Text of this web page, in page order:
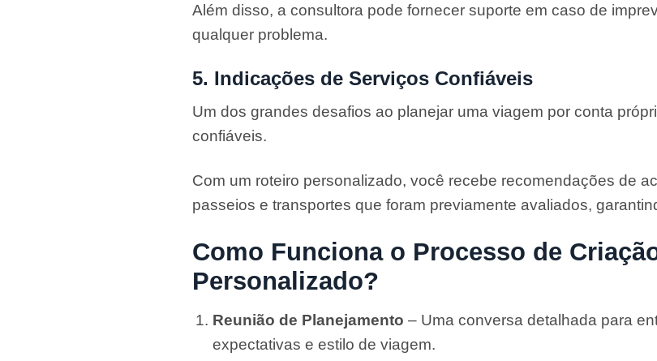
Além disso, a consultora pode fornecer suporte em caso de
qualquer problema.
5. Indicações de Serviços Confiáveis
Um dos grandes desafios ao planejar uma viagem por conta
confiáveis.
Com um roteiro personalizado, você recebe recomendações de
passeios e transportes que foram previamente avaliados,
Como Funciona o Processo de
Personalizado?
Reunião de Planejamento – Uma conversa detalhada para
expectativas e estilo de viagem.